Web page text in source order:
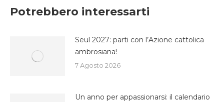
Potrebbero interessarti
Seul 2027: parti con l’Azione cattolica
ambrosiana!
7 Agosto 2026
Un anno per appassionarsi: il calendario